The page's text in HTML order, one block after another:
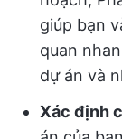
giúp bạn
quan
dự án và
Xác định